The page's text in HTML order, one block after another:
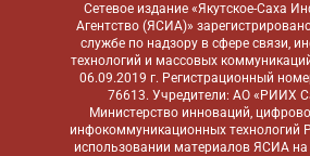
Сетевое издание «Якутское-Саха
Агентство (ЯСИА)»
службе по надзору в сфере связи,
технологий и массовых
06.09.2019 г. Регистрационный
76613. Учредители: АО «РИИХ
Министерство инноваций,
инфокоммуникационных
использовании материалов ЯСИА на